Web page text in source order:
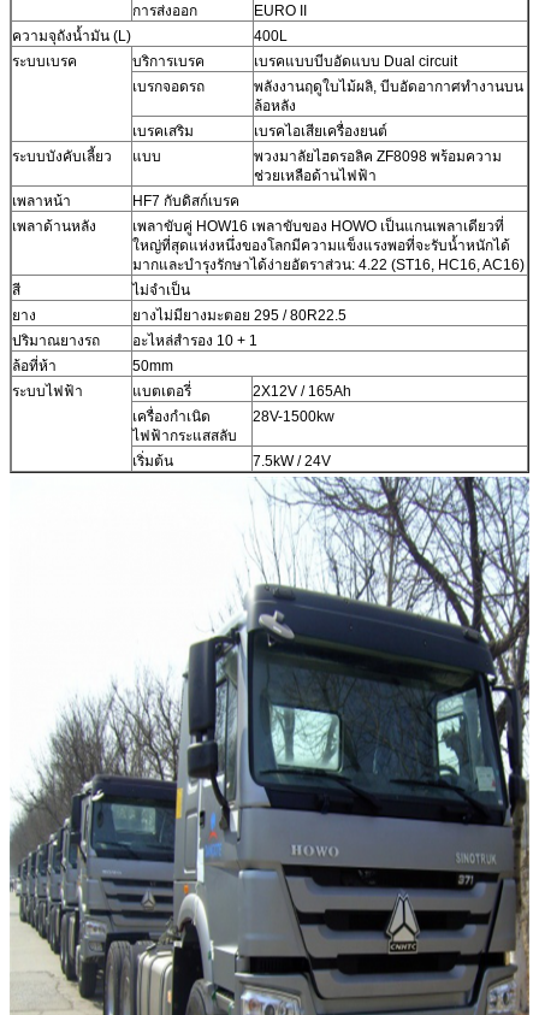
การส่งออก
EURO II
ความจุถังน้ำมัน (L)
400L
ระบบเบรค
บริการเบรค
เบรคแบบบีบอัดแบบ Dual circuit
เบรกจอดรถ
พลังงานฤดูใบไม้ผลิ, บีบอัดอากาศทำงานบน
ล้อหลัง
เบรคเสริม
เบรคไอเสียเครื่องยนต์
ระบบบังคับเลี้ยว
แบบ
พวงมาลัยไฮดรอลิค ZF8098 พร้อมความ
ช่วยเหลือด้านไฟฟ้า
เพลาหน้า
HF7 กับดิสก์เบรค
เพลาด้านหลัง
เพลาขับคู่ HOW16 เพลาขับของ HOWO เป็นแกนเพลาเดียวที่
ใหญ่ที่สุดแห่งหนึ่งของโลกมีความแข็งแรงพอที่จะรับน้ำหนักได้
มากและบำรุงรักษาได้ง่ายอัตราส่วน: 4.22 (ST16, HC16, AC16)
สี
ไม่จำเป็น
ยาง
ยางไม่มียางมะตอย 295 / 80R22.5
ปริมาณยางรถ
อะไหล่สำรอง 10 + 1
ล้อที่ห้า
50mm
ระบบไฟฟ้า
แบตเตอรี่
2X12V / 165Ah
เครื่องกำเนิด
ไฟฟ้ากระแสสลับ
28V-1500kw
เริ่มต้น 7.5kW / 24V